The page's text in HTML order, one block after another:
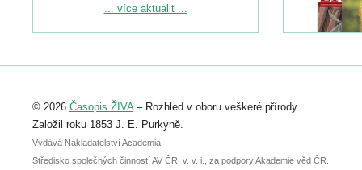
Podrobnější informace ke konferenci
Registrovat se můžete do 6. září.
abstraktu přihlášené přednášky nebo
posteru je už 30. června.
... více aktualit ...
© 2026 Časopis ŽIVA– Rozhled v oboru veškeré přírody.
Založil roku 1853 J. E. Purkyně.
Vydává Nakladatelství Academia,
Středisko společných činností AV ČR, v. v. i., za podpory Akademie věd ČR.